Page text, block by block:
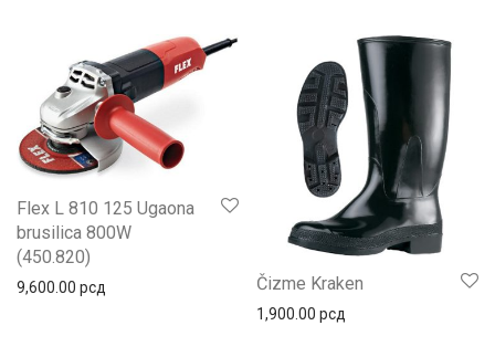
Flex L 810 125 Ugaona
brusilica 800W
(450.820)
9,600.00 рсд Čizme Kraken
1,900.00 рсд